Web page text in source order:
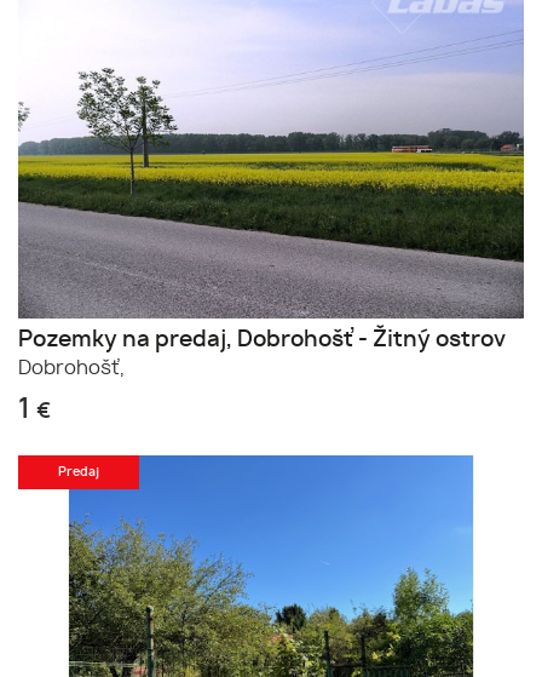
Pozemky na predaj, Dobrohošť - Žitný ostrov
Dobrohošť,
1 €
Predaj